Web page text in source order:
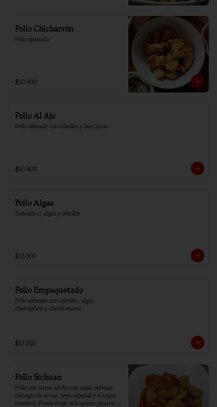
Pollo Chicharrón
Pollo apanado
$10.900
Pollo Al Ajo
Pollo salteado con cebollín y bien ajoso
$10.400
Pollo Algas
Salteado c/ algas y cebollin
$13.000
Pollo Empaquetado
Pollo salteado con cebollín, algas,
champiñon y choclo enano
$12.000
Pollo Sichuan
Pollo con suave adobo con salsa sichuan
(vinagre de arroz, soya especial y el toque
nuestro). Puede elegir si lo quiere picante o